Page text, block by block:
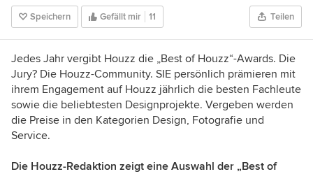
Speichern Gefällt mir 11 Teilen
Jedes Jahr vergibt Houzz die „Best of Houzz“-Awards. Die
Jury? Die Houzz-Community. SIE persönlich prämieren mit
ihrem Engagement auf Houzz jährlich die besten Fachleute
sowie die beliebtesten Designprojekte. Vergeben werden
die Preise in den Kategorien Design, Fotografie und
Service.
Die Houzz-Redaktion zeigt eine Auswahl der „Best of